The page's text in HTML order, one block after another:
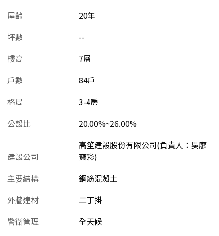
屋齡
20年
坪數
--
樓高
7層
戶數
84戶
格局
3-4房
公設比
20.00%~26.00%
建設公司
高笙建設股份有限公司(負責人：吳廖
寶彩)
主要結構
鋼筋混凝土
外牆建材
二丁掛
警衛管理
全天候